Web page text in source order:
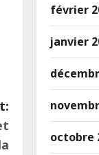
février
janvier
octobre